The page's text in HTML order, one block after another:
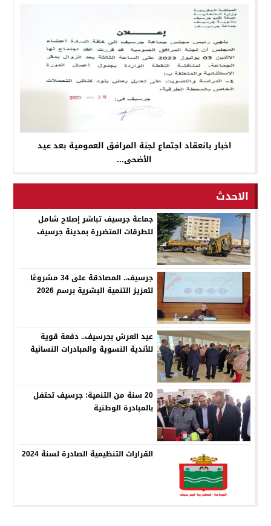
اخبار بانعقاد اجتماع لجنة المرافق العمومية بعد عيد
الأضحى...
الاحدث
جماعة جرسيف تباشر إصلاح شامل
للطرقات المتضررة بمدينة جرسيف
جرسيف.. المصادقة على 34 مشروعًا
لتعزيز التنمية البشرية برسم 2026
عيد العرش بجرسيف.. دفعة قوية
للأندية النسوية والمبادرات النسائية
20 سنة من التنمية: جرسيف تحتفل
بالمبادرة الوطنية
القرارات التنظيمية الصادرة لسنة 2024